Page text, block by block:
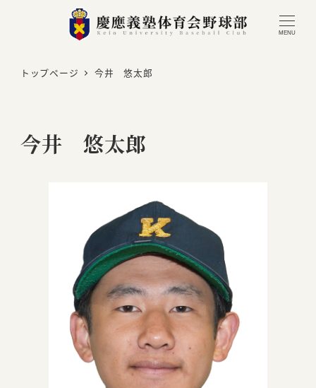
MENU
トップページ 今井 悠太郎
今井 悠太郎